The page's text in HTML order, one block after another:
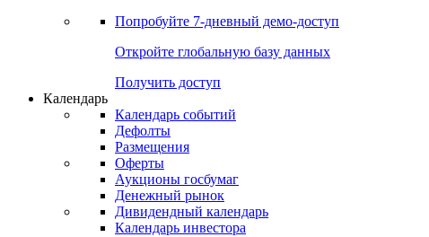
Попробуйте 7-дневный демо-доступ
Откройте глобальную базу данных
Получить доступ
Календарь
Календарь событий
Дефолты
Размещения
Оферты
Аукционы госбумаг
Денежный рынок
Дивидендный календарь
Календарь инвестора